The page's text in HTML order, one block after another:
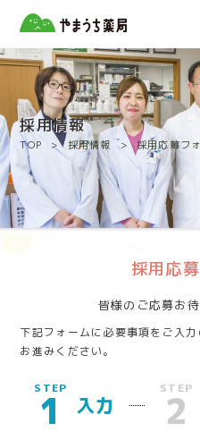
採用情報
TOP 採用情報 採用応募フ
採用応募
皆様のご応募お
下記フォームに必要事項をご入
お進みください。
STEP
1 入力
STEP
2